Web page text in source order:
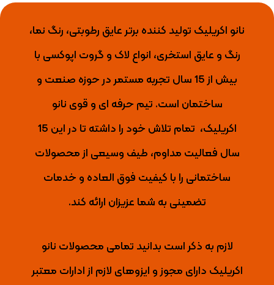
نانو اکریلیک تولید کننده برتر عایق رطوبتی، رنگ نما،
رنگ و عایق استخری، انواع لاک و گروت اپوکسی با
بیش از 15 سال تجربه مستمر در حوزه صنعت و
ساختمان است. تیم حرفه ای و قوی نانو
اکریلیک، تمام تلاش خود را داشته تا
در این 15
سال فعالیت مداوم، طیف وسیعی از محصولات
ساختمانی را با کیفیت فوق العاده و خدمات
تضمینی به شما عزیزان ارائه کند.
لازم به ذکر است بدانید تمامی محصولات نانو
اکریلیک دارای مجوز و ایزوهای لازم از ادارات معتبر